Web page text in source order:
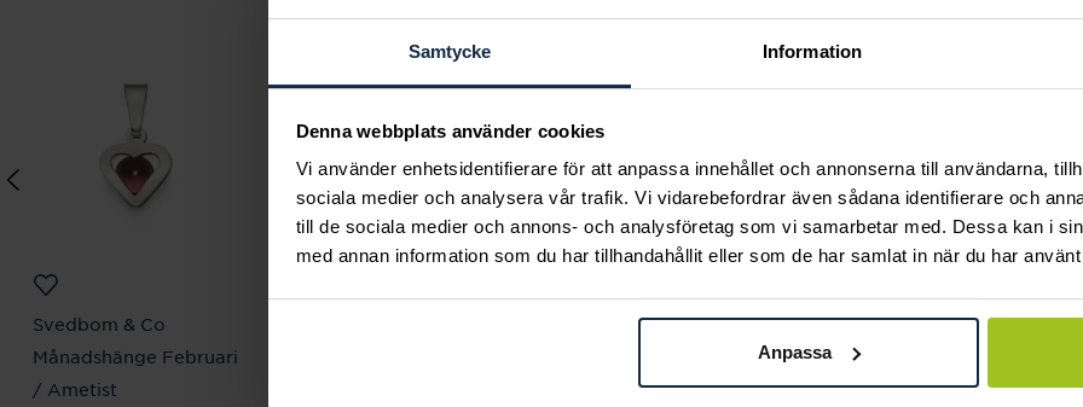
Samtycke Information
Denna webbplats använder cookies
Vi använder enhetsidentifierare för att anpassa innehållet och annonserna till användarna,
sociala medier och analysera vår trafik. Vi vidarebefordrar även sådana identifierare och
till de sociala medier och annons- och analysföretag som vi samarbetar med. Dessa kan i
med annan information som du har tillhandahållit eller som de har samlat in när du har
Anpassa
Svedbom & Co
Månadshänge Februari
/ Ametist
Svedbom & Co
September / Safir
Svedbom & Co
Månadshänge Juli /
Rubin